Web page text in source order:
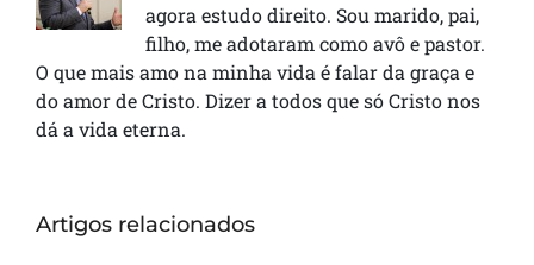
agora estudo direito. Sou marido, pai,
filho, me adotaram como avô e pastor.
O que mais amo na minha vida é falar da graça e
do amor de Cristo. Dizer a todos que só Cristo nos
dá a vida eterna.
Artigos relacionados